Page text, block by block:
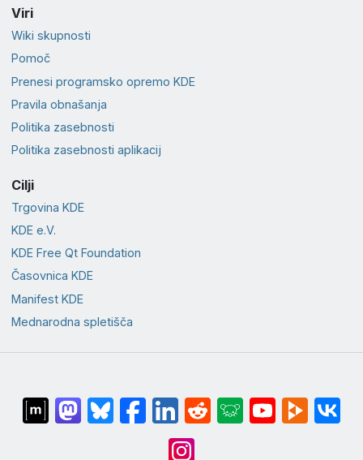
Viri
Wiki skupnosti
Pomoč
Prenesi programsko opremo KDE
Pravila obnašanja
Politika zasebnosti
Politika zasebnosti aplikacij
Cilji
Trgovina KDE
KDE e.V.
KDE Free Qt Foundation
Časovnica KDE
Manifest KDE
Mednarodna spletišča